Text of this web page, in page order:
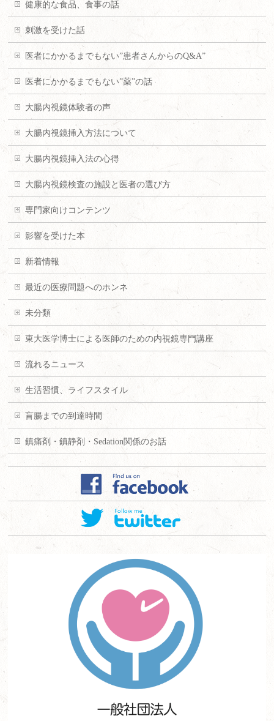
健康的な食品、食事の話
刺激を受けた話
医者にかかるまでもない”患者さんからのQ&A”
医者にかかるまでもない”薬”の話
大腸内視鏡体験者の声
大腸内視鏡挿入方法について
大腸内視鏡挿入法の心得
大腸内視鏡検査の施設と医者の選び方
専門家向けコンテンツ
影響を受けた本
新着情報
最近の医療問題へのホンネ
未分類
東大医学博士による医師のための内視鏡専門講座
流れるニュース
生活習慣、ライフスタイル
盲腸までの到達時間
鎮痛剤・鎮静剤・Sedation関係のお話